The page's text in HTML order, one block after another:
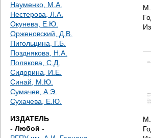
ь
Науменко, М.А.
Нестерова, Л.А.
Окунева, Е.Ю.
Орженовский, Д.В.
Пигольцина, Г.Б.
Позднякова, Н.А.
Полякова, С.Д.
Сидорина, И.Е.
Синай, М.Ю.
Сумачев, А.Э.
Сухачева, Е.Ю.
ИЗДАТЕЛЬ
- Любой -